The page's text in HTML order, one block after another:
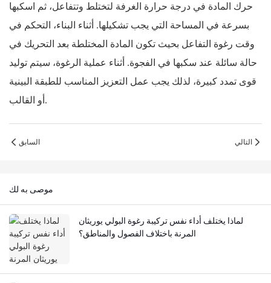
حرك المادة في درجة حرارة الغرفة لتختلط وتتفاعل، ثم اسكبها
بسرعة في المساحة التي يجب تشكيلها. أثناء البناء، التحكم في
وقت رغوة التفاعل بحيث تكون المادة المختلطة بعد التحريك في
حالة سائلة عند سكبها في الفجوة. أثناء عملية الرغوة، سيتم توليد
قوى تمدد كبيرة، لذلك يجب عمل التعزيز المناسب للطبقة البينية
أو القالب.
السابق التالي
موصى به لك
لماذا يختلف أداء نفس تركيبة رغوة البولي يوريثان
المرنة باختلاف الفصول والمناطق؟